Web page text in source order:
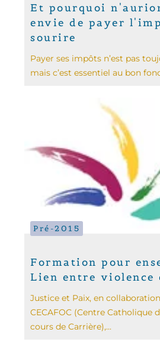
Et pourquoi
envie de payer
sourire
Payer ses impôts n’est pas
mais c’est essentiel au bon
Pré-2015
Formation pour
Lien entre violence
Justice et Paix, en
CECAFOC (Centre Catholique
cours de Carrière),...